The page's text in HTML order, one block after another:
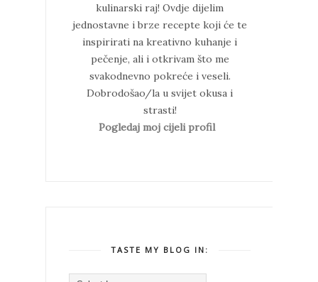
kulinarski raj! Ovdje dijelim
jednostavne i brze recepte koji će te
inspirirati na kreativno kuhanje i
pečenje, ali i otkrivam što me
svakodnevno pokreće i veseli.
Dobrodošao/la u svijet okusa i
strasti!
Pogledaj moj cijeli profil
TASTE MY BLOG IN: